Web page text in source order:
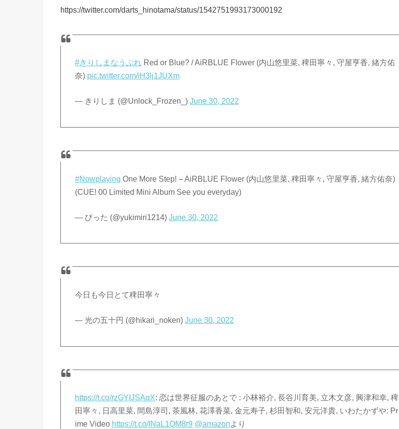
https://twitter.com/darts_hinotama/status/1542751993173000192
#きりしまなうぷれ Red or Blue? / AiRBLUE Flower (内山悠里菜, 稗田寧々, 守屋亨香, 緒方佑
奈) pic.twitter.com/iH3lj1JUXm
— きりしま (@Unlock_Frozen_)June 30, 2022
#Nowplaying One More Step! – AiRBLUE Flower (内山悠里菜, 稗田寧々, 守屋亨香, 緒方佑奈)
(CUE! 00 Limited Mini Album See you everyday)
— ぴった (@yukimiri1214)June 30, 2022
今日も今日とて稗田寧々
— 光の五十円 (@hikari_noken)June 30, 2022
https://t.co/rzGYIJSAqX: 恋は世界征服のあとで : ⼩林裕介, ⻑⾕川育美, 立木文彦, 興津和幸, 稗
⽥寧々, ⽇⾼⾥菜, 間島淳司, 茶⾵林, 花澤香菜, 金元寿子, 杉⽥智和, 安元洋貴, いわたかずや: Pr
ime Video https://t.co/INaL1QM8r9 @amazonより